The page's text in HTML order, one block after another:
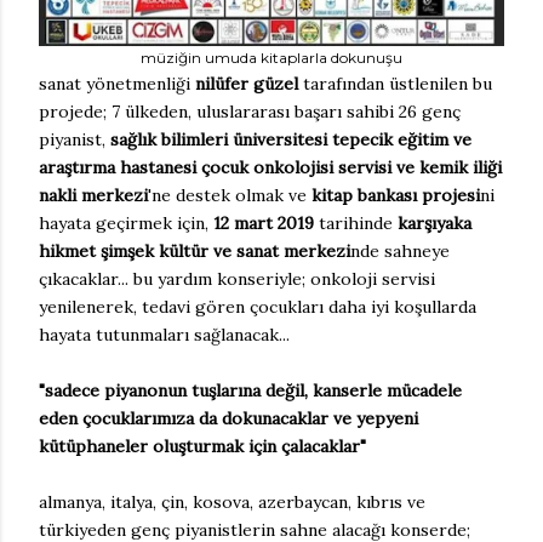
müziğin umuda kitaplarla dokunuşu
sanat yönetmenliği nilüfer güzeltarafından üstlenilen bu
projede; 7 ülkeden, uluslararası başarı sahibi 26 genç
piyanist, sağlık bilimleri üniversitesi tepecik eğitim ve
araştırma hastanesi çocuk onkolojisi servisi ve kemik iliği
nakli merkezi'ne destek olmak ve kitap bankası projesini
hayata geçirmek için, 12 mart 2019 tarihinde karşıyaka
hikmet şimşek kültür ve sanat merkezinde sahneye
çıkacaklar... bu yardım konseriyle; onkoloji servisi
yenilenerek, tedavi gören çocukları daha iyi koşullarda
hayata tutunmaları sağlanacak...
"sadece piyanonun tuşlarına değil, kanserle mücadele
eden çocuklarımıza da dokunacaklar ve yepyeni
kütüphaneler oluşturmak için çalacaklar"
almanya, italya, çin, kosova, azerbaycan, kıbrıs ve
türkiyeden genç piyanistlerin sahne alacağı konserde;